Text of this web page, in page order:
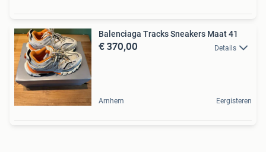
Balenciaga Tracks Sneakers Maat 41
€ 370,00 Details
Arnhem Eergisteren